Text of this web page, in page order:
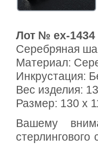
Лот № ex-1434
Серебряная
Материал:
Инкрустация:
Вес изделия:
Размер: 130 х
Вашему вниманию предлагается ручка из текстурного